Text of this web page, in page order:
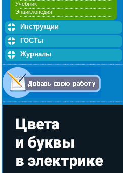
Учебник
Энциклопедия
Инструкции
ГОСТы
Журналы